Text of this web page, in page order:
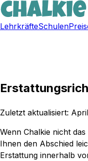
LehrkräfteSchulen
Zuletzt aktualisiert:
Wenn Chalkie nicht
Ihnen den Abschied
Erstattung innerhalb